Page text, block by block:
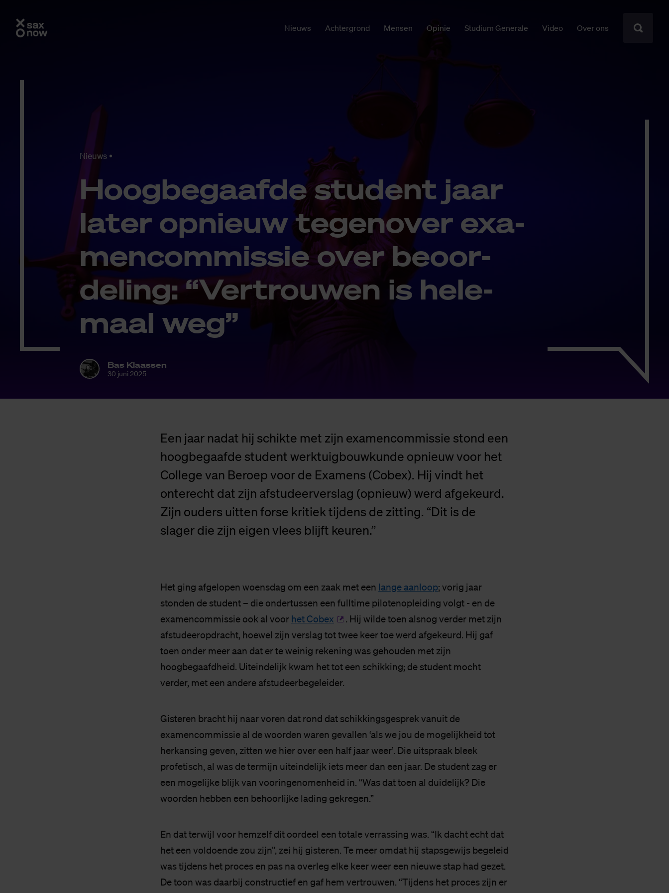
Nieuws Achtergrond Mensen Opinie Studium Generale Video Over ons
Nieuws
Hoog­be­gaaf­de stu­dent jaar
la­ter op­nieuw te­gen­over exa­
men­com­mis­sie over be­oor­
de­ling: “Ver­trou­wen is he­le­
maal weg”
Bas Klaassen
30 juni 2025
Een jaar nadat hij schikte met zijn examencommissie stond een
hoogbegaafde student werktuigbouwkunde opnieuw voor het
College van Beroep voor de Examens (Cobex). Hij vindt het
onterecht dat zijn afstudeerverslag (opnieuw) werd afgekeurd.
Zijn ouders uitten forse kritiek tijdens de zitting. “Dit is de
slager die zijn eigen vlees blijft keuren.”
Het ging afgelopen woensdag om een zaak met een lange aanloop; vorig jaar
stonden de student – die ondertussen een fulltime pilotenopleiding volgt - en de
examencommissie ook al voor het Cobex
. Hij wilde toen alsnog verder met zijn
afstudeeropdracht, hoewel zijn verslag tot twee keer toe werd afgekeurd. Hij gaf
toen onder meer aan dat er te weinig rekening was gehouden met zijn
hoogbegaafdheid. Uiteindelijk kwam het tot een schikking; de student mocht
verder, met een andere afstudeerbegeleider.
Gisteren bracht hij naar voren dat rond dat schikkingsgesprek vanuit de
examencommissie al de woorden waren gevallen ‘als we jou de mogelijkheid tot
herkansing geven, zitten we hier over een half jaar weer’. Die uitspraak bleek
profetisch, al was de termijn uiteindelijk iets meer dan een jaar. De student zag er
een mogelijke blijk van vooringenomenheid in. “Was dat toen al duidelijk? Die
woorden hebben een behoorlijke lading gekregen.”
En dat terwijl voor hemzelf dit oordeel een totale verrassing was. “Ik dacht echt dat
het een voldoende zou zijn”, zei hij gisteren. Te meer omdat hij stapsgewijs begeleid
was tijdens het proces en pas na overleg elke keer weer een nieuwe stap had gezet.
De toon was daarbij constructief en gaf hem vertrouwen. “Tijdens het proces zijn er